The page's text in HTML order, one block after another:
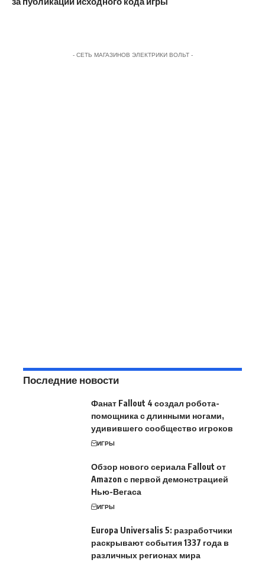
- СЕТЬ МАГАЗИНОВ ЭЛЕКТРИКИ ВОЛЬТ -
Последние новости
Фанат Fallout 4 создал робота-
помощника с длинными ногами,
удивившего сообщество игроков
ИГРЫ
Обзор нового сериала Fallout от
Amazon с первой демонстрацией
Нью-Вегаса
ИГРЫ
Europa Universalis 5: разработчики
раскрывают события 1337 года в
различных регионах мира